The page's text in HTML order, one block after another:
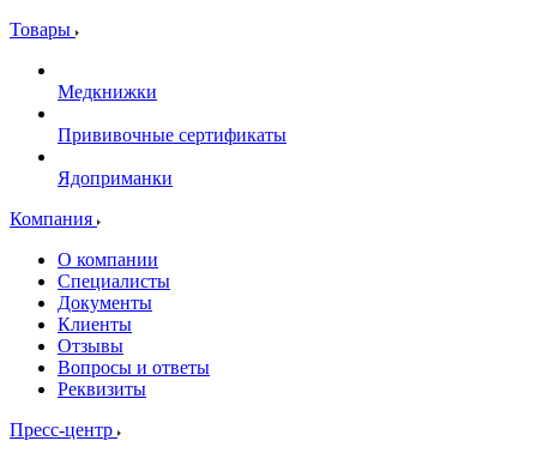
Товары
Медкнижки
Прививочные сертификаты
Ядоприманки
Компания
О компании
Специалисты
Документы
Клиенты
Отзывы
Вопросы и ответы
Реквизиты
Пресс-центр